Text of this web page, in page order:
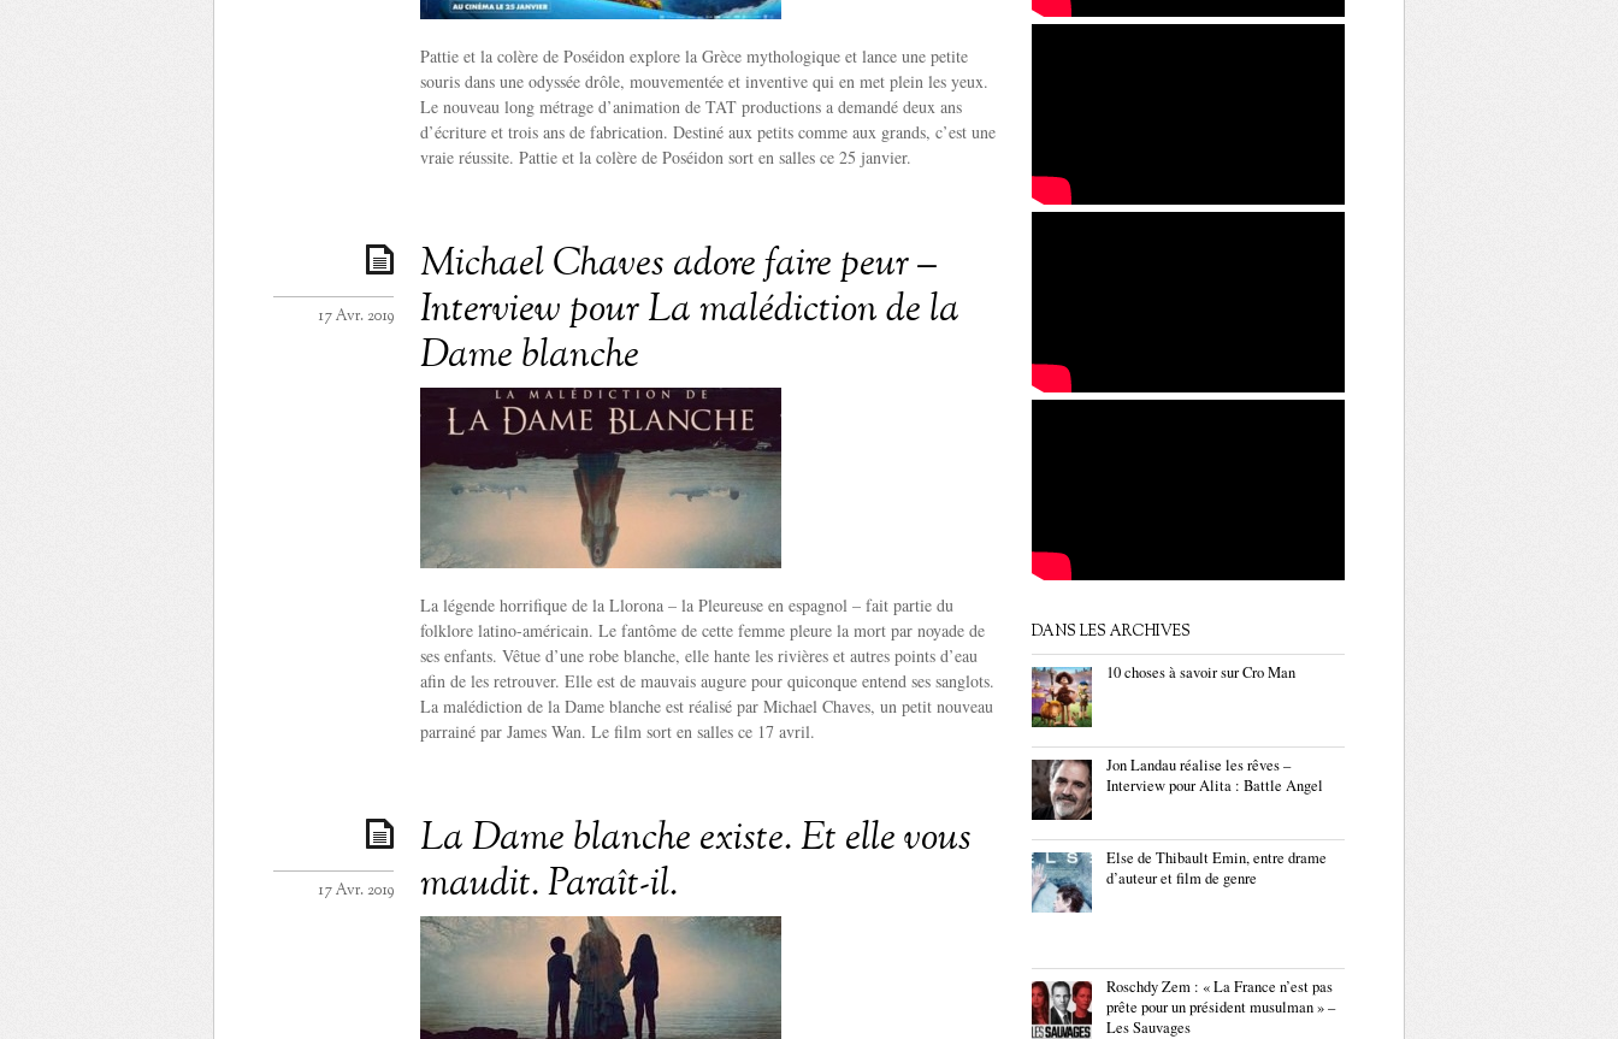
Pattie et la colère de Poséidon explore la Grèce mythologique et lance une petite
souris dans une odyssée drôle, mouvementée et inventive qui en met plein les yeux.
Le nouveau long métrage d’animation de TAT productions a demandé deux ans
d’écriture et trois ans de fabrication. Destiné aux petits comme aux grands, c’est une
vraie réussite. Pattie et la colère de Poséidon sort en salles ce 25 janvier.
Michael Chaves adore faire peur –
Interview pour La malédiction de la
Dame blanche
17 Avr. 2019
La légende horrifique de la Llorona – la Pleureuse en espagnol – fait partie du
folklore latino-américain. Le fantôme de cette femme pleure la mort par noyade de
ses enfants. Vêtue d’une robe blanche, elle hante les rivières et autres points d’eau
afin de les retrouver. Elle est de mauvais augure pour quiconque entend ses sanglots.
La malédiction de la Dame blanche est réalisé par Michael Chaves, un petit nouveau
parrainé par James Wan. Le film sort en salles ce 17 avril.
La Dame blanche existe. Et elle vous
maudit. Paraît-il.
17 Avr. 2019
DANS LES ARCHIVES
10 choses à savoir sur Cro Man
Jon Landau réalise les rêves –
Interview pour Alita : Battle Angel
Else de Thibault Emin, entre drame
d’auteur et film de genre
Roschdy Zem : « La France n’est pas
prête pour un président musulman » –
Les Sauvages